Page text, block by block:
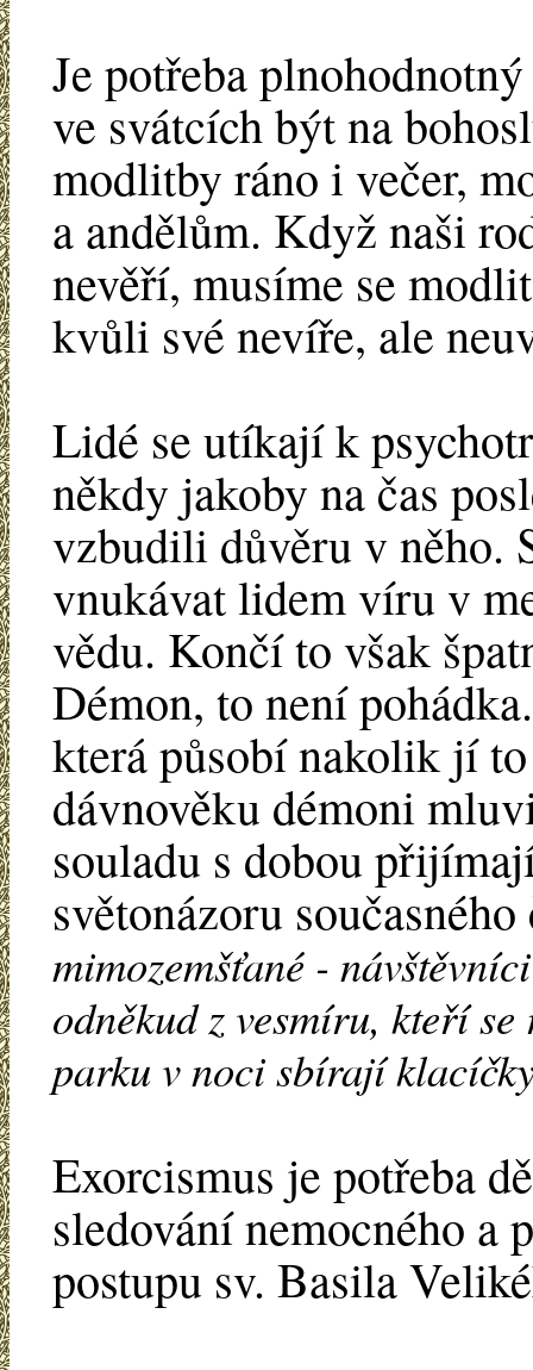
Je potřeba
ve svátcích být na
modlitby ráno i večer,
a andělům. Když naši
nevěří, musíme se
kvůli své nevíře, ale
Lidé se utíkají k
někdy jakoby na čas
vzbudili důvěru v něho.
vnukávat lidem víru v
vědu. Končí to však
Démon, to není
která působí nakolik jí
dávnověku démoni
souladu s dobou
světonázoru
mimozemšťané -
odněkud z vesmíru, kteří
parku v noci sbírají
Exorcismus je potřeba
sledování nemocného a
postupu sv. Basila